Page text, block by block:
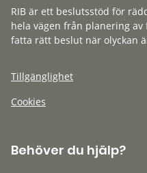
RIB är ett beslutsstöd för
hela vägen från planering
fatta rätt beslut när olyckan
Tillgänglighet
Cookies
Behöver du hjälp?